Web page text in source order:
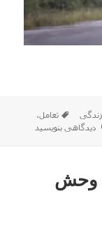
برچسب‌ها
تعامل،
برای تعامل زیبا بین انسان و
دیدگاهی بنویسید
وحش